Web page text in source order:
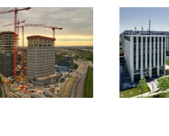
Bavaria
Towers
München